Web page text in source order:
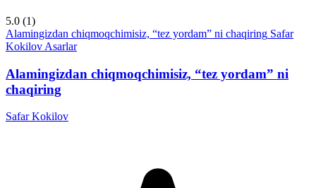
5.0 (1)
Alamingizdan chiqmoqchimisiz, “tez yordam” ni chaqiring Safar
Kokilov Asarlar
Alamingizdan chiqmoqchimisiz, “tez yordam” ni
chaqiring
Safar Kokilov